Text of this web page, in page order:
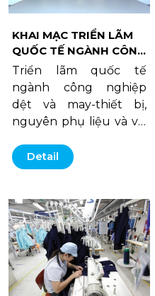
KHAI MẠC TRIỂN LÃM
QUỐC TẾ NGÀNH CÔNG
NGHIỆP DỆT MAY VÀ
NGUYÊN PHỤ LIỆU NĂM
2025
Triển lãm quốc tế
ngành công nghiệp
dệt và may-thiết bị,
nguyên phụ liệu và vải
Saigonfabric 2025) quy
tụ hơn 1.100 nhà triển
ngày 12/4.
Detail